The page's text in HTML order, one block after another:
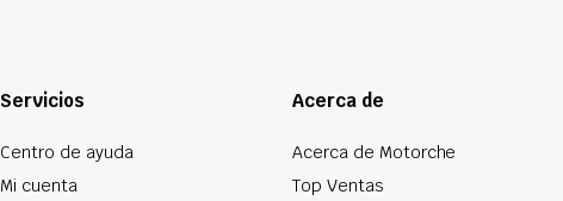
Servicios
Centro de ayuda
Mi cuenta
Acerca de
Acerca de Motorche
Top Ventas